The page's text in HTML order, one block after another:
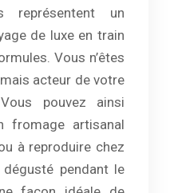
représentent un
de luxe en train
Vous n’êtes
acteur de votre
pouvez ainsi
fromage artisanal
à reproduire chez
pendant le